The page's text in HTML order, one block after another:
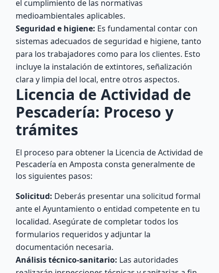
el cumplimiento de las normativas
medioambientales aplicables.
Seguridad e higiene: Es fundamental contar con
sistemas adecuados de seguridad e higiene, tanto
para los trabajadores como para los clientes. Esto
incluye la instalación de extintores, señalización
clara y limpia del local, entre otros aspectos.
Licencia de Actividad de
Pescadería: Proceso y
trámites
El proceso para obtener la Licencia de Actividad de
Pescadería en Amposta consta generalmente de
los siguientes pasos:
Solicitud: Deberás presentar una solicitud formal
ante el Ayuntamiento o entidad competente en tu
localidad. Asegúrate de completar todos los
formularios requeridos y adjuntar la
documentación necesaria.
Análisis técnico-sanitario: Las autoridades